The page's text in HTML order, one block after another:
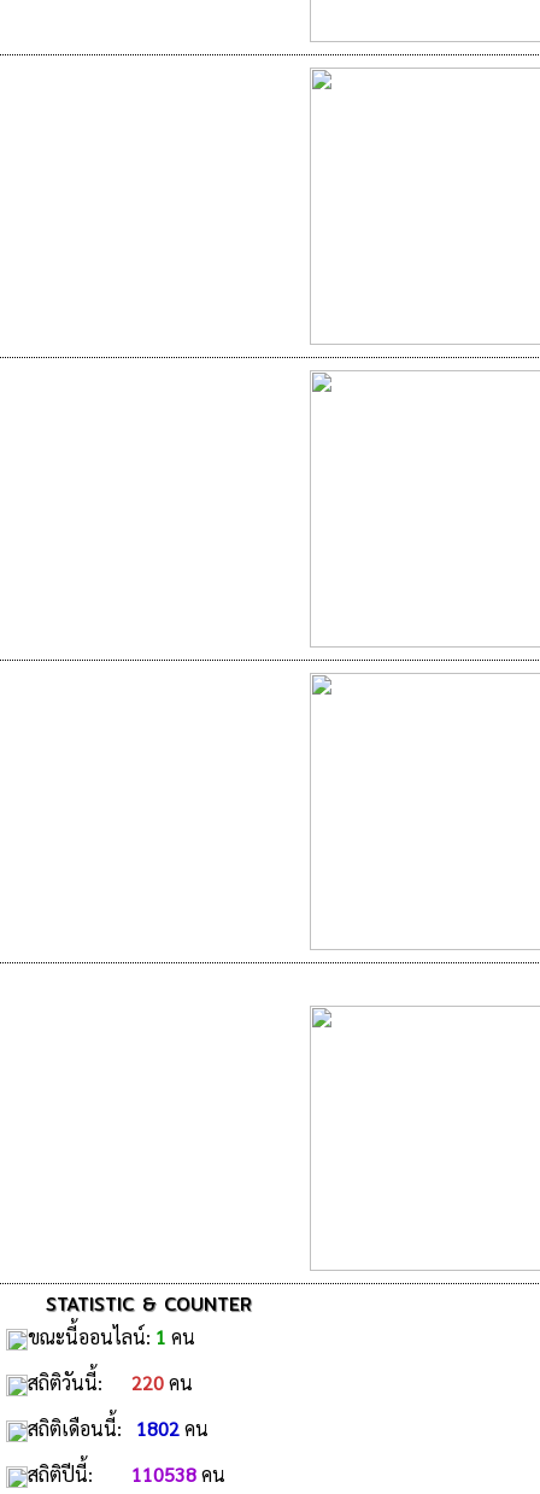
STATISTIC & COUNTER
ขณะนี้ออนไลน์: 1 คน
สถิติวันนี้: 220คน
สถิติเดือนนี้: 1802คน
สถิติปีนี้: 110538คน